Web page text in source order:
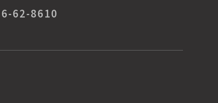
62-8610